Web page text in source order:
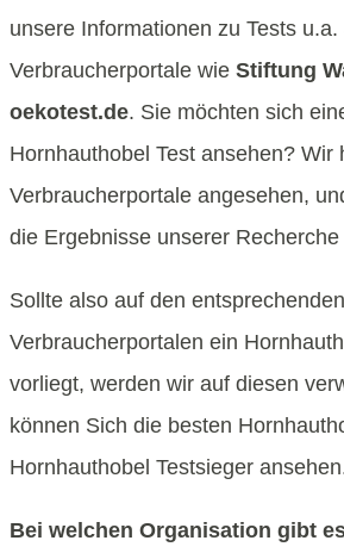
unsere Informationen zu Tests u.a.
Verbraucherportale wie Stiftung
oekotest.de. Sie möchten sich
Hornhauthobel Test ansehen? Wir
Verbraucherportale angesehen,
die Ergebnisse unserer Recherche
Sollte also auf den entsprechenden
Verbraucherportalen ein
vorliegt, werden wir auf diesen
können Sich die besten
Hornhauthobel Testsieger
Bei welchen Organisation gibt